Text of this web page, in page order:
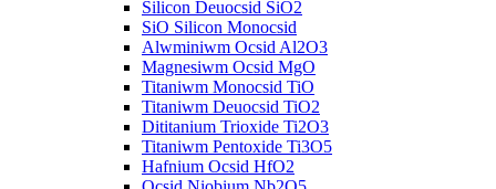
Silicon Deuocsid SiO2
SiO Silicon Monocsid
Alwminiwm Ocsid Al2O3
Magnesiwm Ocsid MgO
Titaniwm Monocsid TiO
Titaniwm Deuocsid TiO2
Dititanium Trioxide Ti2O3
Titaniwm Pentoxide Ti3O5
Hafnium Ocsid HfO2